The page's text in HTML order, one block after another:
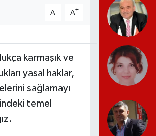
A- A+
karmaşık ve
yasal haklar,
sağlamayı
temel